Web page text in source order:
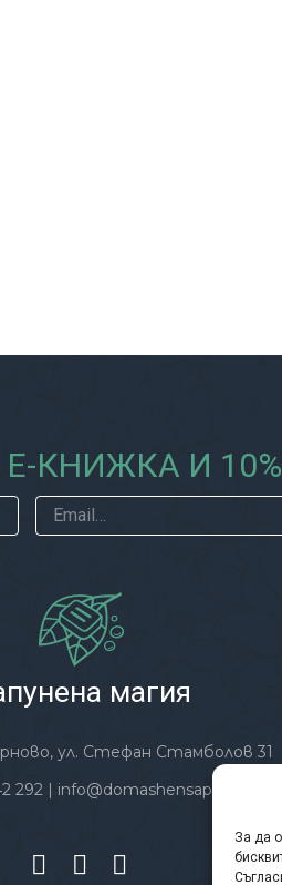
За да
КНИЖКА И
магия
ул. Стефан Стамболов 31
292 | info@domashensapun.com